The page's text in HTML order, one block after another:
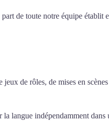
de toute notre équipe établit
de rôles, de mises en
langue indépendamment dans